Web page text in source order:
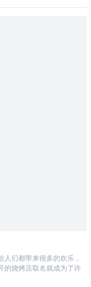
们都带来很多的欢乐，
的烧烤店取名就成为了许